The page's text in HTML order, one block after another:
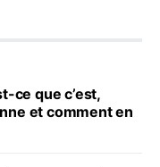
ce que c’est,
et comment en